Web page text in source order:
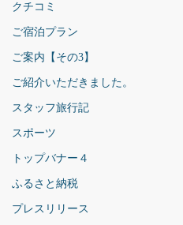
クチコミ
ご宿泊プラン
ご案内【その3】
ご紹介いただきました。
スタッフ旅行記
スポーツ
トップバナー４
ふるさと納税
プレスリリース